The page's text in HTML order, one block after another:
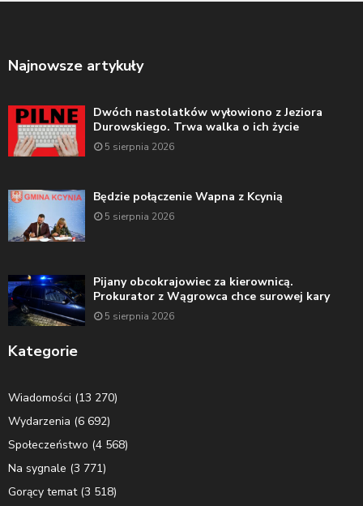
Najnowsze artykuły
Dwóch nastolatków wyłowiono z Jeziora
Durowskiego. Trwa walka o ich życie
5 sierpnia 2026
Będzie połączenie Wapna z Kcynią
5 sierpnia 2026
Pijany obcokrajowiec za kierownicą.
Prokurator z Wągrowca chce surowej kary
5 sierpnia 2026
Kategorie
Wiadomości (13 270)
Wydarzenia (6 692)
Społeczeństwo (4 568)
Na sygnale (3 771)
Gorący temat(3 518)